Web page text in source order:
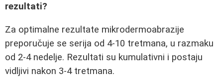
rezultati?
Za optimalne rezultate mikrodermoabrazije
preporučuje se serija od 4-10 tretmana, u razmaku
od 2-4 nedelje. Rezultati su kumulativni i postaju
vidljivi nakon 3-4 tretmana.